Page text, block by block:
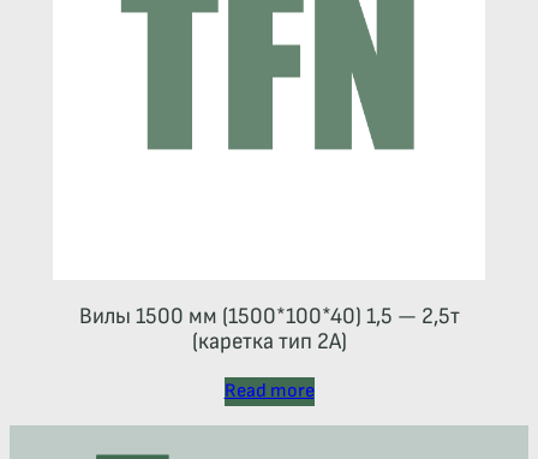
Вилы 1500 мм (1500*100*40) 1,5 — 2,5т
(каретка тип 2A)
Read more